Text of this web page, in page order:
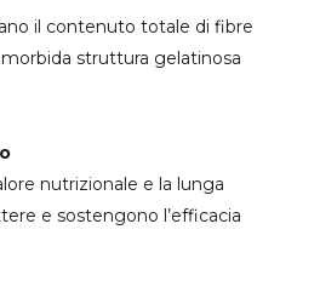
il contenuto totale di fibre
struttura gelatinosa
nutrizionale e la lunga
e sostengono l’efficacia